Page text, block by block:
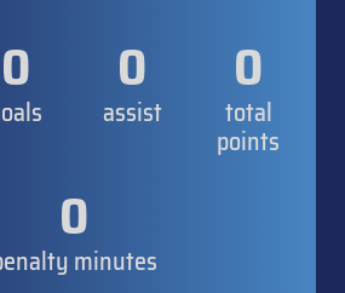
0 0
assist
0
total
points
0
minutes